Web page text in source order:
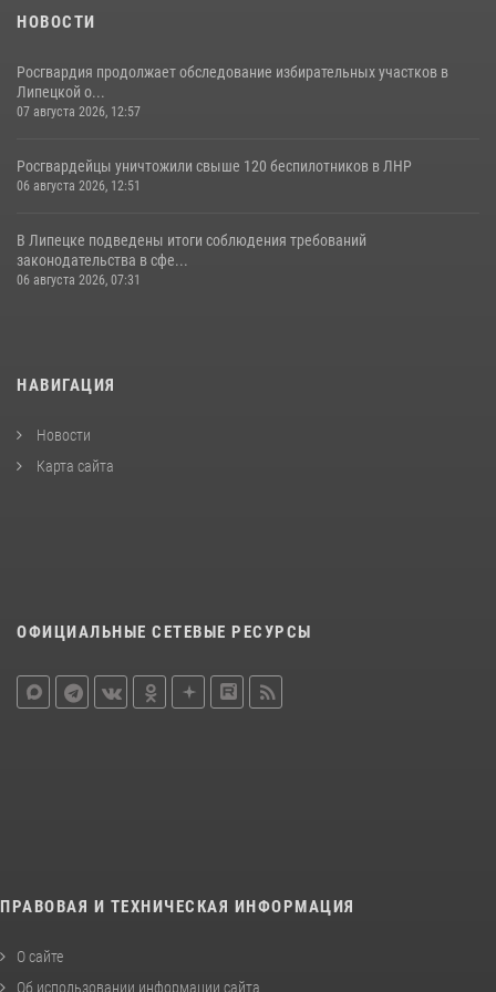
НОВОСТИ
Росгвардия продолжает обследование избирательных участков в
Липецкой о...
07 августа 2026, 12:57
Росгвардейцы уничтожили свыше 120 беспилотников в ЛНР
06 августа 2026, 12:51
В Липецке подведены итоги соблюдения требований
законодательства в сфе...
06 августа 2026, 07:31
НАВИГАЦИЯ
Новости
Карта сайта
ОФИЦИАЛЬНЫЕ СЕТЕВЫЕ РЕСУРСЫ
ПРАВОВАЯ И ТЕХНИЧЕСКАЯ ИНФОРМАЦИЯ
О сайте
Об использовании информации сайта